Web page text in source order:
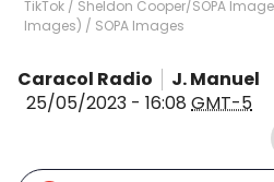
TikTok / Sheldon Cooper/SOPA
Images) / SOPA Images
Caracol Radio
J. Manuel
25/05/2023 - 16:08 GMT-5